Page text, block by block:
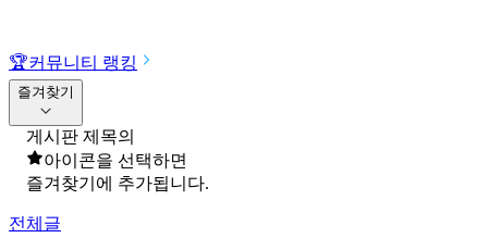
🏆커뮤니티 랭킹
즐겨찾기
게시판 제목의
아이콘을 선택하면
즐겨찾기에 추가됩니다.
전체글